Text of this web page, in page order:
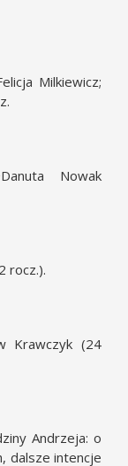
Milkiewicz;
Nowak
rocz.).
Krawczyk (24
Andrzeja: o
dalsze intencje